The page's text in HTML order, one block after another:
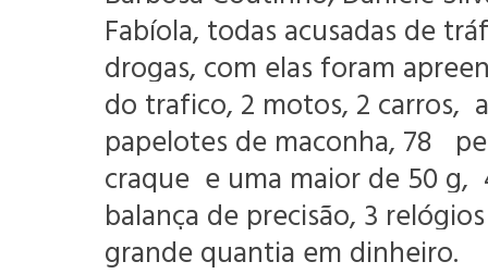
Fabíola, todas acusadas de
drogas, com elas foram
do trafico, 2 motos, 2 carros,
papelotes de maconha, 78
craque e uma maior de 50 g,
balança de precisão, 3
grande quantia em dinheiro.